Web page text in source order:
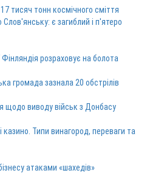
тисяч тонн космічного сміття
є загиблий і п'ятеро
Фінляндія розраховує на болота
громада зазнала 20 обстрілів
щодо виводу військ з Донбасу
казино. Типи винагород, переваги та
атаками «шахедів»